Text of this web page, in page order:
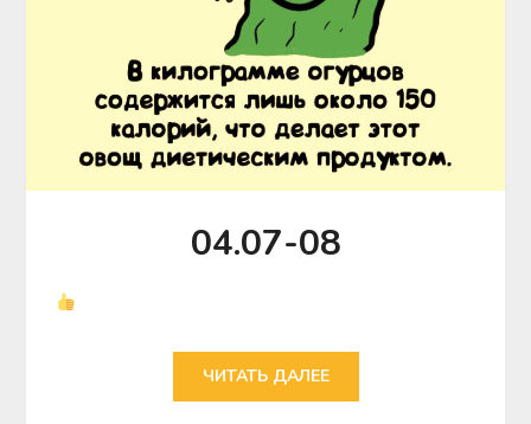
04.07-08
ЧИТАТЬ ДАЛЕЕ